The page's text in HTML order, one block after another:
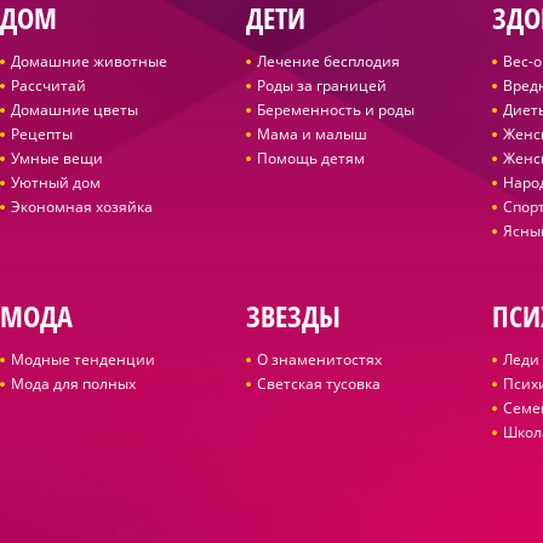
ДОМ
Домашние животные
Рассчитай
Домашние цветы
Рецепты
Умные вещи
Уютный дом
Экономная хозяйка
ДЕТИ
Лечение бесплодия
Роды за границей
Беременность и роды
Мама и малыш
Помощь детям
Вес-
МОДА
Модные тенденции
Мода для полных
ЗВЕЗДЫ
О знаменитостях
Светская тусовка
Леди